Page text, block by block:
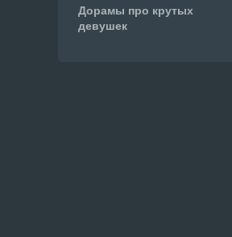
Дорамы про крутых
девушек